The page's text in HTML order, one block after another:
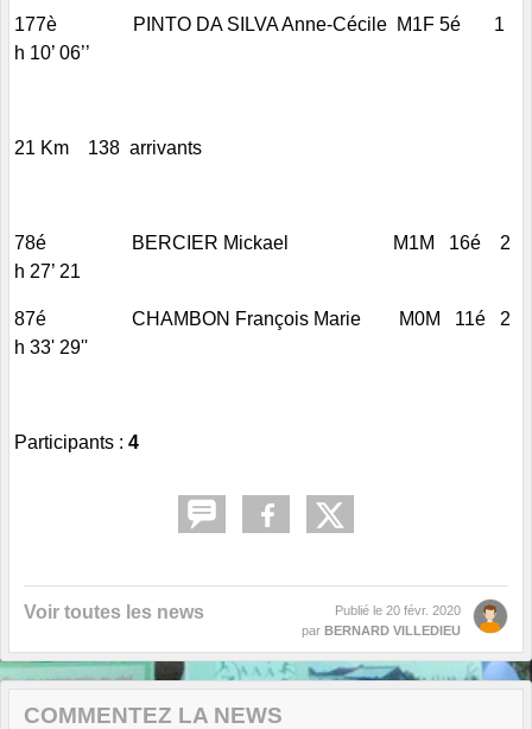
177è PINTO DA SILVA Anne-Cécile M1F 5é 1
h 10’ 06’’
21 Km 138 arrivants
78é BERCIER Mickael M1M 16é 2
h 27’ 21
87é CHAMBON François Marie M0M 11é 2
h 33' 29''
Participants : 4
Voir toutes les news Publié le 20 févr. 2020
par BERNARD VILLEDIEU
COMMENTEZ LA NEWS